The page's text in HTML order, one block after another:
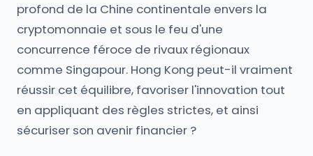
profond de la Chine continentale envers la
cryptomonnaie et sous le feu d'une
concurrence féroce de rivaux régionaux
comme Singapour. Hong Kong peut-il vraiment
réussir cet équilibre, favoriser l'innovation tout
en appliquant des règles strictes, et ainsi
sécuriser son avenir financier ?